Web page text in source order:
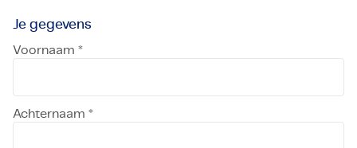
Je gegevens
Voornaam *
Achternaam *